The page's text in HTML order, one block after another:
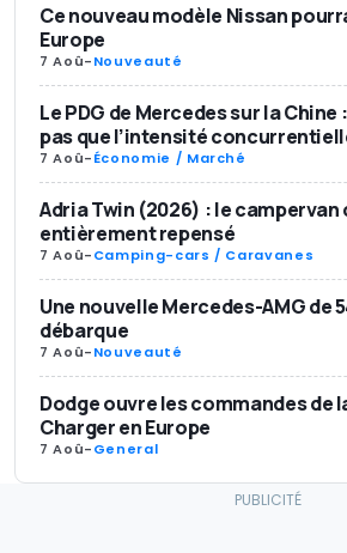
Ce nouveau modèle Nissan
Europe
7 Aoû-Nouveauté
Le PDG de Mercedes sur la Chine
pas que l’intensité
7 Aoû-Économie / Marché
Adria Twin (2026) : le campervan
entièrement repensé
7 Aoû-Camping-cars / Caravanes
Une nouvelle Mercedes-AMG de
débarque
7 Aoû-Nouveauté
Dodge ouvre les commandes de
Charger en Europe
7 Aoû-General